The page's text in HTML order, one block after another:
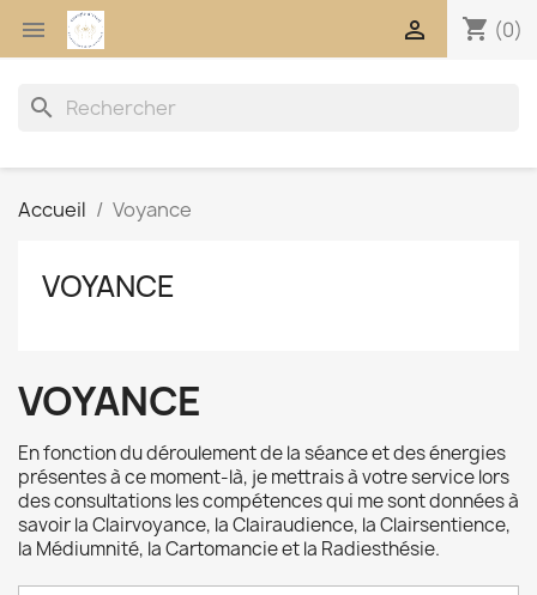
 shopping_cart (0)

search
Accueil Voyance
VOYANCE
VOYANCE
En fonction du déroulement de la séance et des énergies
présentes à ce moment-là, je mettrais à votre service lors
des consultations les compétences qui me sont données à
savoir la Clairvoyance, la Clairaudience, la Clairsentience,
la Médiumnité, la Cartomancie et la Radiesthésie.